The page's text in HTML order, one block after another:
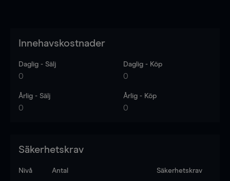
Innehavskostnader
Daglig - Sälj
0
Daglig - Köp
0
Årlig - Sälj
0
Årlig - Köp
0
Säkerhetskrav
Nivå Antal Säkerhetskrav